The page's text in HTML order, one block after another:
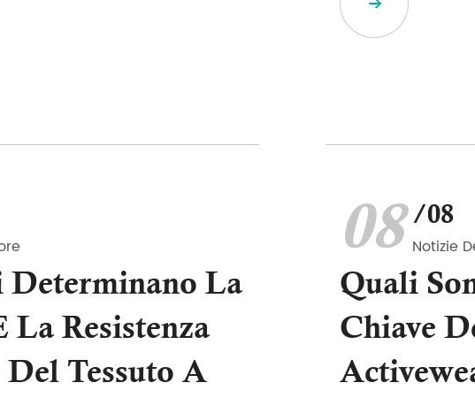
La
La Resistenza
Tessuto A
08 /08
Notizie
Quali
Chiave